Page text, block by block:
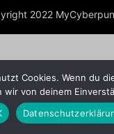
2022
Cookies. Wenn du
wir von deinem